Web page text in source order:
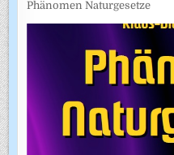
Phänomen Naturgesetze